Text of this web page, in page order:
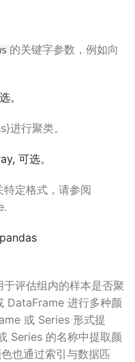
的关键字参数，例如向
。
进行聚类。
可选。
定格式，请参阅
评估组内的样本是否聚
DataFrame 进行多种颜
或 Series 形式提
Series 的名称中提取颜
也通过索引与数据匹